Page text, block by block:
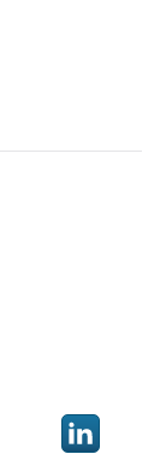
item opDeel dit